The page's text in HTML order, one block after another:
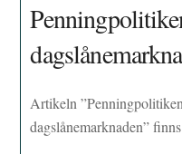
Artikeln
dagslånemarknaden”